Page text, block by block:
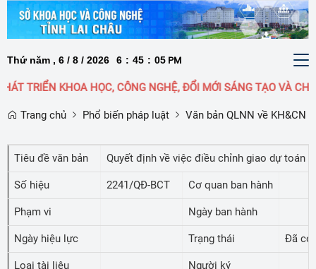
Thứ năm , 6 / 8 / 2026 6 : 45 : 06 PM
TRIỂN KHOA HỌC, CÔNG NGHỆ, ĐỔI MỚI SÁNG TẠO VÀ
Trang chủ Phổ biến pháp luật Văn bản QLNN về KH&CN
Tiêu đề văn bản Quyết định về việc điều chỉnh giao dự toán
Số hiệu 2241/QĐ-BCT Cơ quan ban hành
Phạm vi Ngày ban hành
Ngày hiệu lực Trạng thái Đã có
Loại tài liệu Người ký